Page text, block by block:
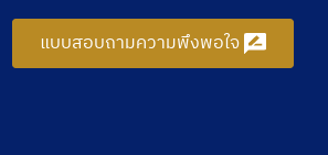
แบบสอบถามความพึงพอใจ